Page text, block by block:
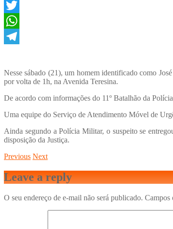
Facebook
Twitter
WhatsApp
Nesse sábado (21), um homem identificado como
por volta de 1h, na Avenida Teresina.
De acordo com informações do 11º Batalhão da
Uma equipe do Serviço de Atendimento Móvel de
Ainda segundo a Polícia Militar, o suspeito se
disposição da Justiça.
Previous Next
Leave a reply
O seu endereço de e-mail não será publicado. Campos